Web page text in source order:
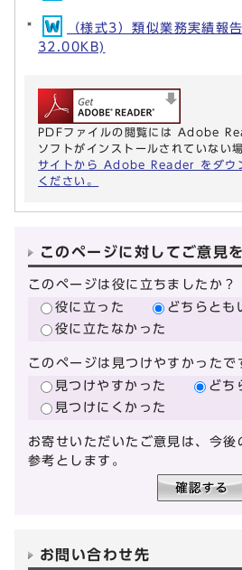
（様式3）類似業務実績報
32.00KB)
PDFファイルの閲覧には Adobe
ソフトがインストールされていない
サイトから Adobe Reader をダウ
ください。
このページに対してご意見
このページは役に立ちましたか？
役に立った
どちらとも
役に立たなかった
このページは見つけやすかったで
見つけやすかった
どち
見つけにくかった
お寄せいただいたご意見は、今後
参考とします。
お問い合わせ先